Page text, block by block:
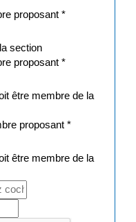
proposant*
section
proposant*
être membre de la
proposant*
être membre de la